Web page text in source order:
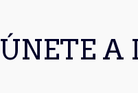
ÚNETE A